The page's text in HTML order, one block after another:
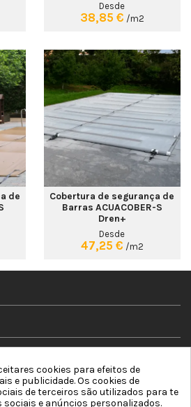
Desde
38,85 € /m2
de
Cobertura de segurança de
Barras ACUACOBER-S
Dren+
Desde
47,25 € /m2
cookies para efeitos de
e publicidade. Os cookies de
de terceiros são utilizados para te
e anúncios personalizados.